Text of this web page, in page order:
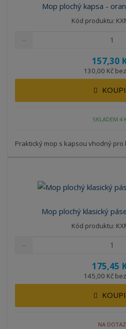
Mop plochý kapsa -
Kód produktu:
157,30
130,00 Kč
SKLADEM 4
Praktický mop s kapsou vhodný
Mop plochý klasický
Kód produktu:
175,45
145,00 Kč
NA DOTAZ